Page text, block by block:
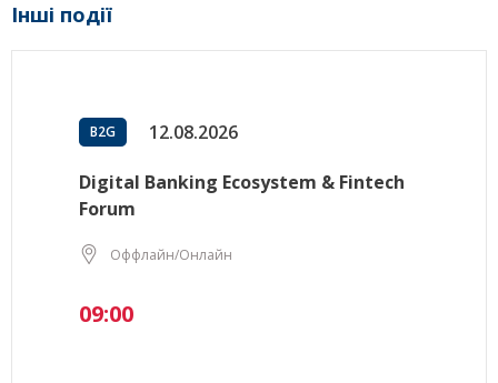
Інші події
B2G 12.08.2026
Digital Banking Ecosystem & Fintech
Forum
Оффлайн/Онлайн
09:00